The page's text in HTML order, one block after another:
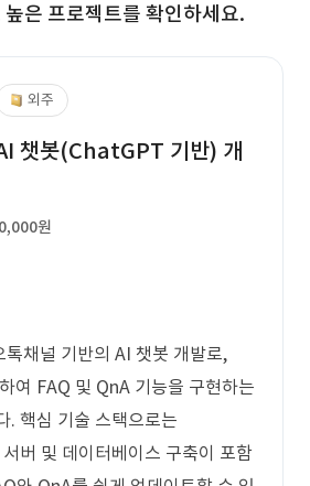
은 프로젝트를 확인하세요.
외주
챗봇(ChatGPT 기반) 개
원
톡채널 기반의 AI 챗봇 개발로,
여 FAQ 및 QnA 기능을 구현하는
. 핵심 기술 스택으로는
버 및 데이터베이스 구축이 포함